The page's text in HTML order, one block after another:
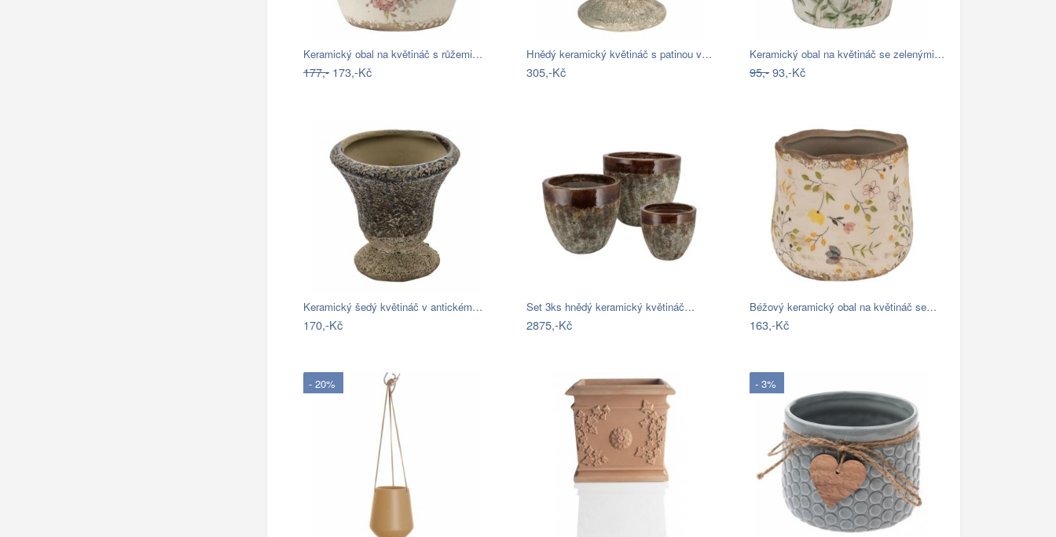
Keramický obal na květináč s růžemi…
177,- 173,-Kč
Hnědý keramický květináč s patinou v…
305,-Kč
Keramický obal na květináč se zelenými…
95,-93,-Kč
Keramický šedý květináč v antickém…
170,-Kč
Set 3ks hnědý keramický květináč…
2875,-Kč
Béžový keramický obal na květináč se…
163,-Kč
- 20% - 3%